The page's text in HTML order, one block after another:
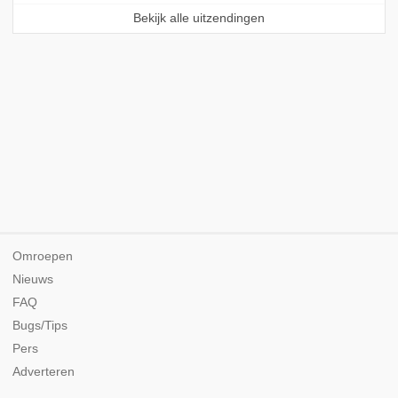
Bekijk alle uitzendingen
Omroepen
Nieuws
FAQ
Bugs/Tips
Pers
Adverteren